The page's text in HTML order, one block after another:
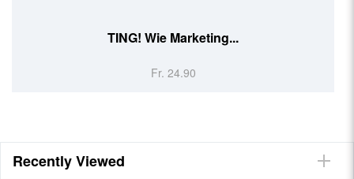
Ornithorama (DE)
Fr. 35.00
Recently Viewed